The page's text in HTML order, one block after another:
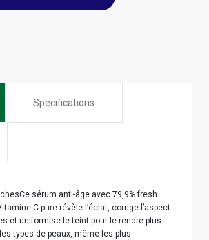
Specifications
sérum anti-âge avec 79,9% fresh
C pure révèle l’éclat, corrige l’aspect
et uniformise le teint pour le rendre plus
types de peaux, même les plus